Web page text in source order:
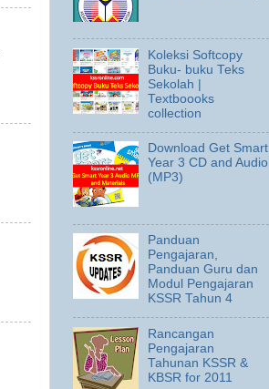
Koleksi Softcopy
Buku- buku Teks
Sekolah |
Textboooks
collection
Download Get Smart
Year 3 CD and Audio
(MP3)
Panduan
Pengajaran,
Panduan Guru dan
Modul Pengajaran
KSSR Tahun 4
Rancangan
Pengajaran
Tahunan KSSR &
KBSR for 2011